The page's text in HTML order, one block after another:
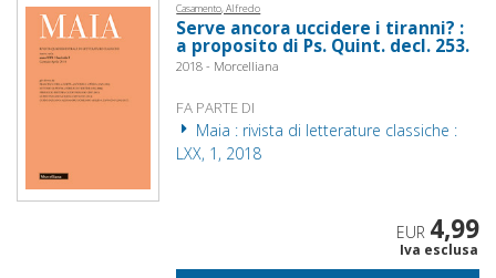
Casamento, Alfredo
Serve ancora uccidere i tiranni? :
a proposito di Ps. Quint. decl. 253.
2018 - Morcelliana
FA PARTE DI
Maia : rivista di letterature classiche :
LXX, 1, 2018
EUR 4,99
Iva esclusa